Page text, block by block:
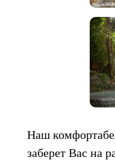
Наш
заберет Вас на